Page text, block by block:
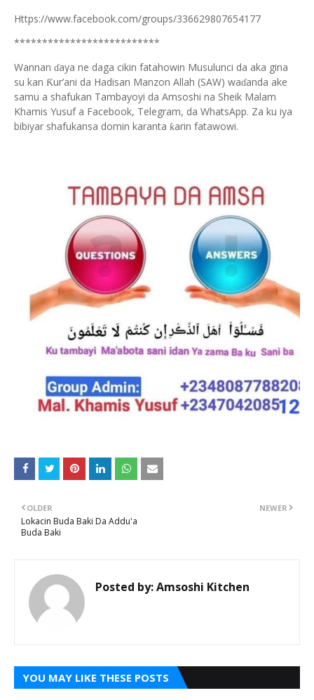
Https://www.facebook.com/groups/336629807654177
**************************
Wannan ɗaya ne daga cikin fatahowin Musulunci da aka gina
su kan Ƙur’ani da Hadisan Manzon Allah (SAW) waɗanda ake
samu a shafukan Tambayoyi da Amsoshi na Sheik Malam
Khamis Yusuf a Facebook, Telegram, da WhatsApp. Za ku iya
bibiyar shafukansa domin karanta ƙarin fatawowi.
NEWER
OLDER
Lokacin Buda Baki Da Addu'a
Buda Baki
Posted by:Amsoshi Kitchen
YOU MAY LIKE THESE POSTS